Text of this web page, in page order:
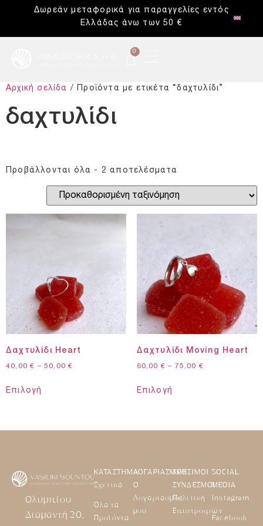
Δωρεάν μεταφορικά για παραγγελίες εντός
Ελλάδας άνω των 50 €
0
Αρχική σελίδα / Προϊόντα με ετικέτα “δαχτυλίδι”
δαχτυλίδι
Προβάλλονται όλα - 2 αποτελέσματα
Δαχτυλίδι Heart
40,00€ – 50,00€
Επιλογή
Δαχτυλίδι Moving Heart
60,00 € – 75,00 €
Επιλογή
Ολυμπίου
Διαμαντή 20,
ΚΑΤΑΣΤΗΜΑ
Σχετικά
Όλα τα
Προϊόντα
ΛΟΓΑΡΙΑΣΜΟΣ
Ο
Λογαριασμός
μου
ΧΡΗΣΙΜΟΙ
ΣΥΝΔΕΣΜΟΙ
Πολιτική
Επιστροφών
SOCIAL
MEDIA
Instagram
Facebook